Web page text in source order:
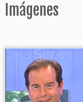
Imágenes